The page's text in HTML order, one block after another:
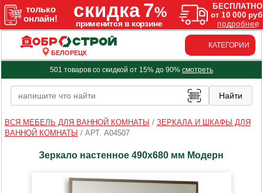
БЕЛОРЕЦК
КАТЕГОРИИ
501 товаров со скидкой от 15% до 90% смотреть
ВСЯ МЕБЕЛЬ ДЛЯ ВАННОЙ КОМНАТЫ / ЗЕРКАЛА И ШКАФЫ ДЛЯ
ВАННОЙ КОМНАТЫ / АРТ. A04507
Зеркало настенное 490х680 мм Модерн